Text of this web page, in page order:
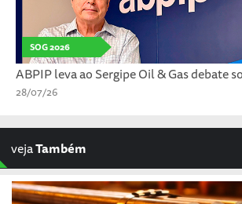
SOG 2026
ABPIP leva ao Sergipe Oil & Gas debate
28/07/26
vejaTambém